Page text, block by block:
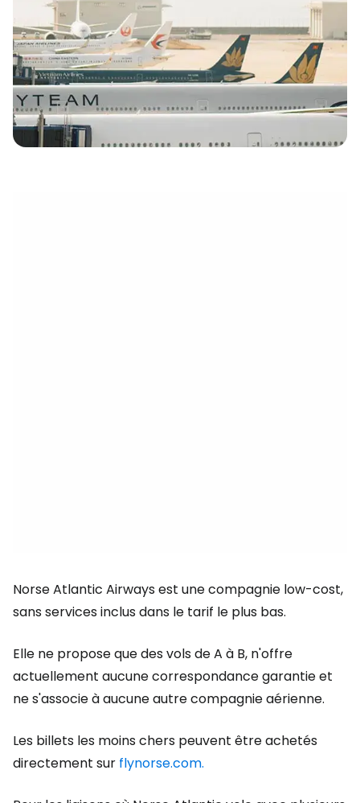
Norse Atlantic Airways est une compagnie low-cost,
sans services inclus dans le tarif le plus bas.
Elle ne propose que des vols de A à B, n'offre
actuellement aucune correspondance garantie et
ne s'associe à aucune autre compagnie aérienne.
Les billets les moins chers peuvent être achetés
directement sur flynorse.com.